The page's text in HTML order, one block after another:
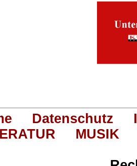
Datenschutz
MUSIK